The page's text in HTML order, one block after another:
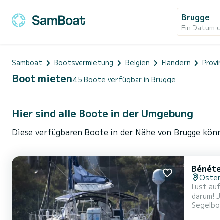
Brugge
Ein Datum
Samboat Bootsvermietung Belgien Flandern
Boot mieten45 Boote verfügbar in Brugge
Hier sind alle Boote in der Umgebung
Diese verfügbaren Boote in der Nähe von Brugge
Lust
darum!